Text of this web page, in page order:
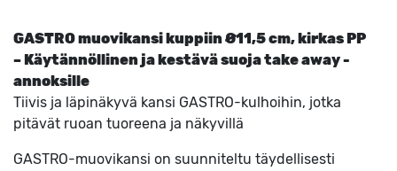
GASTRO muovikansi kuppiin Ø11,5 cm, kirkas PP
– Käytännöllinen ja kestävä suoja take away -
annoksille
Tiivis ja läpinäkyvä kansi GASTRO-kulhoihin, jotka
pitävät ruoan tuoreena ja näkyvillä
GASTRO-muovikansi on suunniteltu täydellisesti